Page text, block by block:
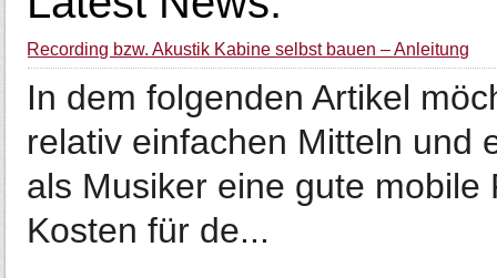
Recording bzw. Akustik Kabine selbst bauen – Anleitung
In dem folgenden Artikel
relativ einfachen Mitteln und
als Musiker eine gute
Kosten für de...